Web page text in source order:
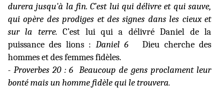
durera jusqu'à la fin. C’est lui qui délivre et qui sauve,
qui opère des prodiges et des signes dans les cieux et
sur la terre.C’est lui qui a délivré Daniel de la
puissance des lions : Daniel 6
Dieu cherche des
hommes et des femmes fidèles.
- Proverbes 20 : 6Beaucoup de gens proclament leur
bonté mais un homme fidèle qui le trouvera.